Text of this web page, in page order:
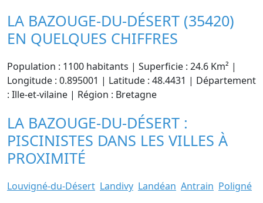
LA BAZOUGE-DU-DÉSERT (35420)
EN QUELQUES CHIFFRES
Population : 1100 habitants | Superficie : 24.6 Km² |
Longitude : 0.895001 | Latitude : 48.4431 | Département
: Ille-et-vilaine | Région : Bretagne
LA BAZOUGE-DU-DÉSERT :
PISCINISTES DANS LES VILLES À
PROXIMITÉ
Louvigné-du-Désert Landivy Landéan Antrain Poligné